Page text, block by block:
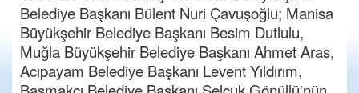
Belediye Başkanı Bülent Nuri Çavuşoğlu; Manisa
Büyükşehir Belediye Başkanı Besim Dutlulu,
Muğla Büyükşehir Belediye Başkanı Ahmet Aras,
Acıpayam Belediye Başkanı Levent Yıldırım,